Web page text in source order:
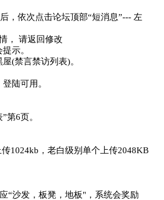
，依次点击论坛顶部“短消息”--- 左
， 请返回修改
示。
(禁言禁访列表)。
陆可用。
第6页。
1024kb，老白级别单个上传2048KB
“沙发，板凳，地板"，系统会奖励